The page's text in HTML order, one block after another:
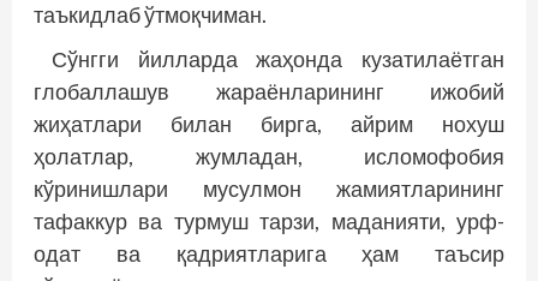
таъкидлаб ўтмоқчиман.
Сўнгги йилларда жаҳонда кузатилаётган
глобаллашув жараёнларининг ижобий
жиҳатлари билан бирга, айрим нохуш
ҳолатлар, жумладан, исломофобия
кўринишлари мусулмон жамиятларининг
тафаккур ва турмуш тарзи, маданияти, урф-
одат ва қадриятларига ҳам таъсир